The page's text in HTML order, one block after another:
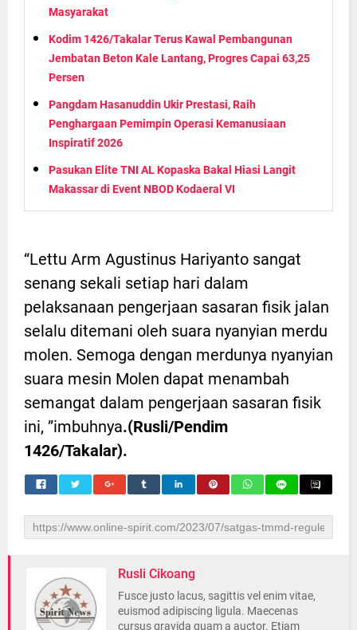
Masyarakat
Kodim 1426/Takalar Terus Kawal Pembangunan
Jembatan Beton Kale Lantang, Progres Capai 63,25
Persen
Pangdam Hasanuddin Ukir Prestasi, Raih
Penghargaan Pemimpin Operasi Kemanusiaan
Inspiratif 2026
Pasukan Elite TNI AL Kopaska Bakal Hiasi Langit
Makassar di Event NBOD Kodaeral VI
“Lettu Arm Agustinus Hariyanto sangat
senang sekali setiap hari dalam
pelaksanaan pengerjaan sasaran fisik jalan
selalu ditemani oleh suara nyanyian merdu
molen. Semoga dengan merdunya nyanyian
suara mesin Molen dapat menambah
semangat dalam pengerjaan sasaran fisik
ini, ”imbuhnya.(Rusli/Pendim
1426/Takalar).
Rusli Cikoang
Fusce justo lacus, sagittis vel enim vitae,
euismod adipiscing ligula. Maecenas
cursus gravida quam a auctor. Etiam